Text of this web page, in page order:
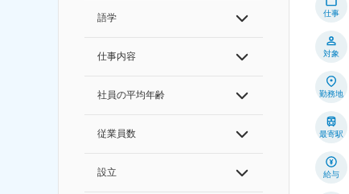
語学
仕事内容
社員の平均年齢
従業員数
設立
仕事
対象
勤務地
最寄駅
給与